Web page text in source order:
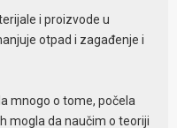
i proizvode u
otpad i zagađenje i
mnogo o tome, počela
mogla da naučim o teoriji